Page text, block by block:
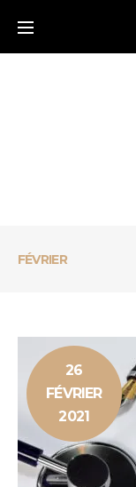
FÉVRIER
26
FÉVRIER
2021